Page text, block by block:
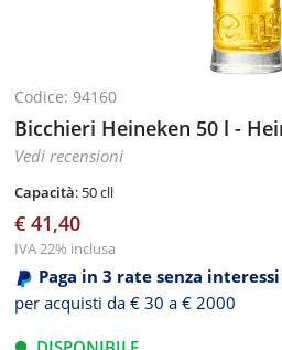
Codice: 94160
Bicchieri Heineken 50 l -
Vedi recensioni
Capacità: 50 cll
€ 41,40
IVA 22% inclusa
Paga in 3 rate senza
per acquisti da € 30 a € 2000